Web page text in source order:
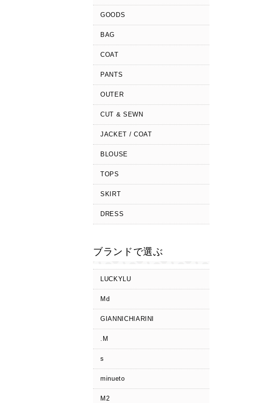
GOODS
BAG
COAT
PANTS
OUTER
CUT & SEWN
JACKET / COAT
BLOUSE
TOPS
SKIRT
DRESS
ブランドで選ぶ
LUCKYLU
Md
GIANNICHIARINI
.M
s
minueto
M2